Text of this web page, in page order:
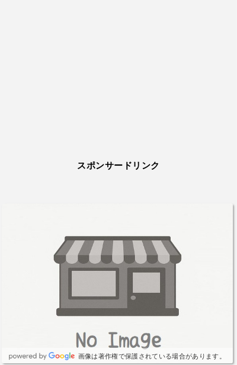
スポンサードリンク
画像は著作権で保護されている場合があります。